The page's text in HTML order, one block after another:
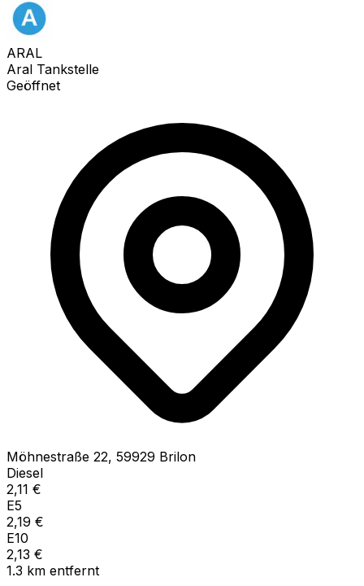
ARAL
Aral Tankstelle
Geöffnet
Möhnestraße 22, 59929 Brilon
Diesel
2,11 €
E5
2,19 €
E10
2,13 €
1.3 km entfernt